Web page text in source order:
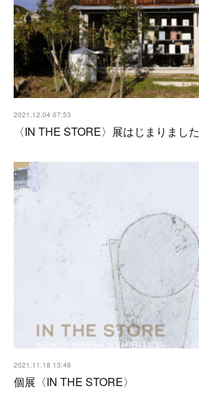
2021.12.04 07:53
〈IN THE STORE〉展はじまりました
2021.11.18 13:48
個展〈IN THE STORE〉